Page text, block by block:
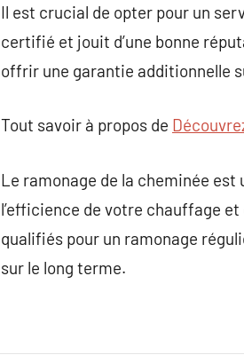
Il est crucial de opter pour un
certifié et jouit d’une bonne
offrir une garantie additionnelle
Tout savoir à propos de
Le ramonage de la cheminée
l’efficience de votre chauffage
qualifiés pour un ramonage
sur le long terme.